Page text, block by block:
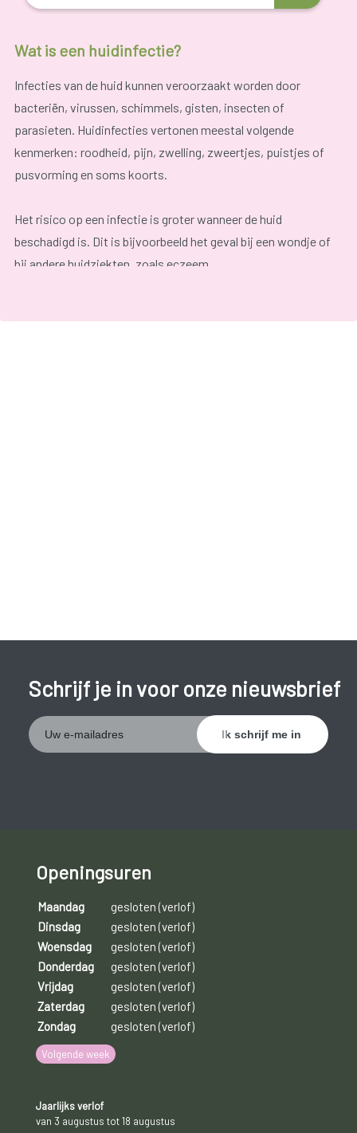
Wat is een huidinfectie?
Infecties van de huid kunnen veroorzaakt worden door
bacteriën, virussen, schimmels, gisten, insecten of
parasieten. Huidinfecties vertonen meestal volgende
kenmerken: roodheid, pijn, zwelling, zweertjes, puistjes of
pusvorming en soms koorts.
Het risico op een infectie is groter wanneer de huid
beschadigd is. Dit is bijvoorbeeld het geval bij een wondje of
bij andere huidziekten, zoals eczeem.
huidinfecties is mede afhankelijk van de ernst en de oorzaak.
Schrijf je in voor onze nieuwsbrief
Openingsuren
Maandag
gesloten (verlof)
Dinsdag
gesloten (verlof)
Woensdag
gesloten (verlof)
Donderdag
gesloten (verlof)
Vrijdag
gesloten (verlof)
Zaterdag
gesloten (verlof)
Zondag
gesloten (verlof)
Volgende week
Jaarlijks verlof
van 3 augustus tot 18 augustus